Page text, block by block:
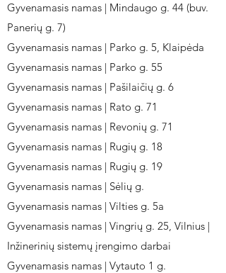
Gyvenamasis namas | Mindaugo g. 44 (buv.
Panerių g. 7)
Gyvenamasis namas | Parko g. 5, Klaipėda
Gyvenamasis namas | Parko g. 55
Gyvenamasis namas | Pašilaičių g. 6
Gyvenamasis namas | Rato g. 71
Gyvenamasis namas | Revonių g. 71
Gyvenamasis namas | Rugių g. 18
Gyvenamasis namas | Rugių g. 19
Gyvenamasis namas | Sėlių g.
Gyvenamasis namas | Vilties g. 5a
Gyvenamasis namas | Vingrių g. 25, Vilnius |
Inžinerinių sistemų įrengimo darbai
Gyvenamasis namas | Vytauto 1 g.